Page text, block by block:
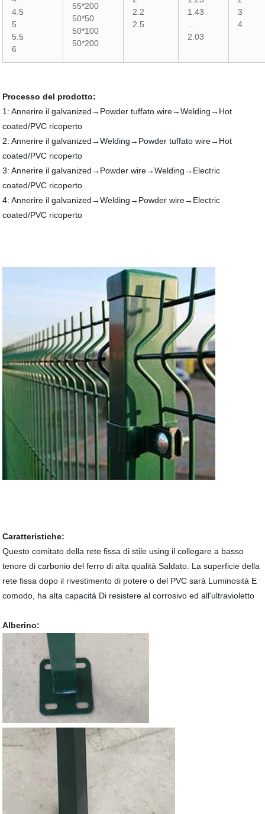
4.5
5
5.5
6
55*200
50*50
50*100
50*200
2.2
2.5
1.43
...
2.03
3
4
Processo del prodotto:
1: Annerire il galvanized→Powder tuffato wire→Welding→Hot
coated/PVC ricoperto
2: Annerire il galvanized→Welding→Powder tuffato wire→Hot
coated/PVC ricoperto
3: Annerire il galvanized→Powder wire→Welding→Electric
coated/PVC ricoperto
4: Annerire il galvanized→Welding→Powder wire→Electric
coated/PVC ricoperto
Caratteristiche:
Questo comitato della rete fissa di stile using il collegare a basso
tenore di carbonio del ferro di alta qualità Saldato. La superficie della
rete fissa dopo il rivestimento di potere o del PVC sarà Luminosità E
comodo, ha alta capacità Di resistere al corrosivo ed all'ultravioletto
Alberino: